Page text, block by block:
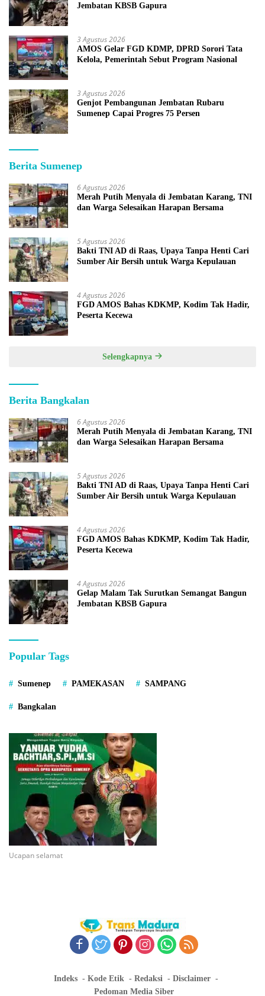
Jembatan KBSB Gapura
3 Agustus 2026
AMOS Gelar FGD KDMP, DPRD Sorori Tata
Kelola, Pemerintah Sebut Program Nasional
3 Agustus 2026
Genjot Pembangunan Jembatan Rubaru
Sumenep Capai Progres 75 Persen
Berita Sumenep
6 Agustus 2026
Merah Putih Menyala di Jembatan Karang, TNI
dan Warga Selesaikan Harapan Bersama
5 Agustus 2026
Bakti TNI AD di Raas, Upaya Tanpa Henti Cari
Sumber Air Bersih untuk Warga Kepulauan
4 Agustus 2026
FGD AMOS Bahas KDKMP, Kodim Tak Hadir,
Peserta Kecewa
Selengkapnya
Berita Bangkalan
6 Agustus 2026
Merah Putih Menyala di Jembatan Karang, TNI
dan Warga Selesaikan Harapan Bersama
5 Agustus 2026
Bakti TNI AD di Raas, Upaya Tanpa Henti Cari
Sumber Air Bersih untuk Warga Kepulauan
4 Agustus 2026
FGD AMOS Bahas KDKMP, Kodim Tak Hadir,
Peserta Kecewa
4 Agustus 2026
Gelap Malam Tak Surutkan Semangat Bangun
Jembatan KBSB Gapura
Popular Tags
Sumenep PAMEKASAN SAMPANG
Bangkalan
Ucapan selamat
Indeks Kode Etik Redaksi
Disclaimer
Pedoman Media Siber